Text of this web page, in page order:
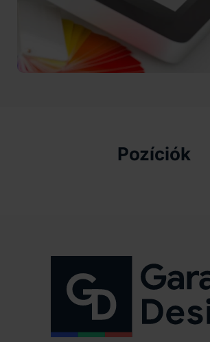
Pozíciók